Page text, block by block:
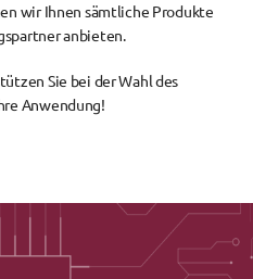
wir Ihnen sämtliche Produkte
anbieten.
Sie bei der Wahl des
Anwendung!